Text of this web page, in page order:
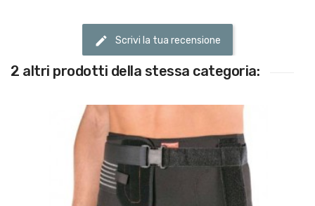
Scrivi la tua recensione
2 altri prodotti della stessa categoria: